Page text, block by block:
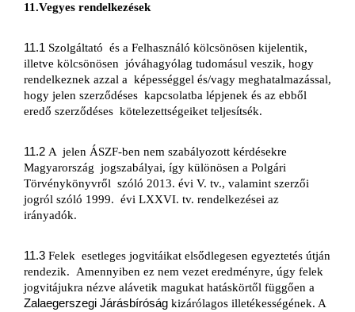
11.Vegyes rendelkezések
11.1 Szolgáltató és a Felhasználó kölcsönösen kijelentik,
illetve kölcsönösen jóváhagyólag tudomásul veszik, hogy
rendelkeznek azzal a képességgel és/vagy meghatalmazással,
hogy jelen szerződéses kapcsolatba lépjenek és az ebből
eredő szerződéses kötelezettségeiket teljesítsék.
11.2 A jelen ÁSZF-ben nem szabályozott kérdésekre
Magyarország jogszabályai, így különösen a Polgári
Törvénykönyvről szóló 2013. évi V. tv., valamint szerzői
jogról szóló 1999. évi LXXVI. tv. rendelkezései az
irányadók.
11.3 Felek esetleges jogvitáikat elsődlegesen egyeztetés útján
rendezik.
Amennyiben ez nem vezet eredményre, úgy felek
Zalaegerszegi Járásbíróság kizárólagos illetékességének. A